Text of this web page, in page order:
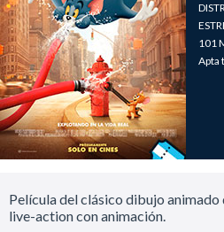
101
Apta
Película del clásico dibujo animado
live-action con animación.